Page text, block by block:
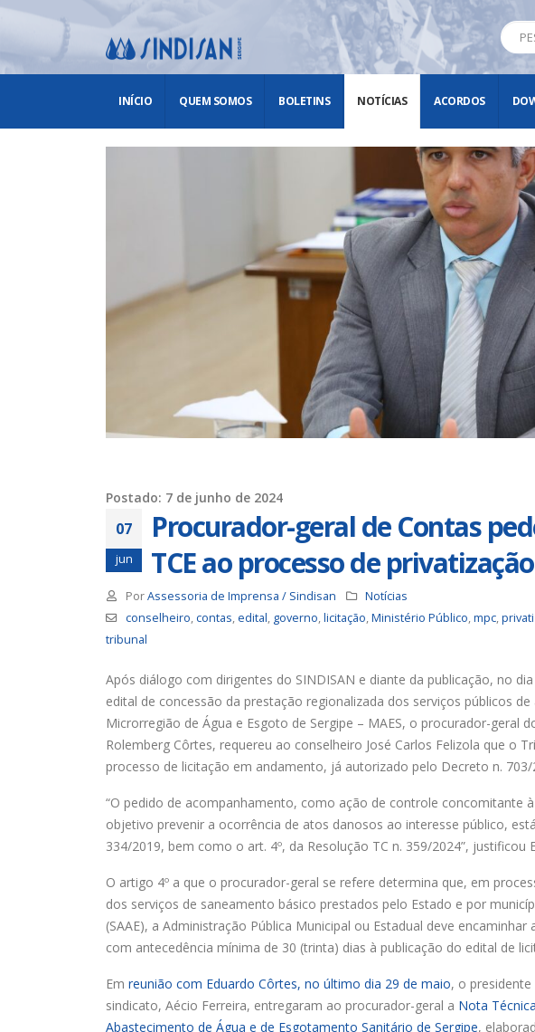
INÍCIO QUEM SOMOS BOLETINS NOTÍCIAS ACORDOS
Postado: 7 de junho de 2024
07
jun
Procurador-geral de Contas
TCE ao processo de
PorAssessoria de Imprensa / Sindisan
Notícias
conselheiro,contas,edital, governo,licitação,Ministério Público,mpc,
tribunal
Após diálogo com dirigentes do SINDISAN e diante da publicação, no
edital de concessão da prestação regionalizada dos serviços públicos
Microrregião de Água e Esgoto de Sergipe – MAES, o procurador-geral
Rolemberg Côrtes, requereu ao conselheiro José Carlos Felizola que o
processo de licitação em andamento, já autorizado pelo Decreto n. 703/
“O pedido de acompanhamento, como ação de controle concomitante
objetivo prevenir a ocorrência de atos danosos ao interesse público,
334/2019, bem como o art. 4º, da Resolução TC n. 359/2024”,
O artigo 4º a que o procurador-geral se refere determina que, em
dos serviços de saneamento básico prestados pelo Estado e por
(SAAE), a Administração Pública Municipal ou Estadual deve
com antecedência mínima de 30 (trinta) dias à publicação do edital de
Em reunião com Eduardo Côrtes, no último dia 29 de maio, o
sindicato, Aécio Ferreira, entregaram ao procurador-geral a Nota
Abastecimento de Água e de Esgotamento Sanitário de Sergipe,
Trabalhadores da Iguá tem
até o dia 17/8 para
Chapa 1 – “Unidade,
Resistência e Luta vence” a
eleição do Sindisan
25 de julho de 2026
Eleição para Diretoria
21 de julho de 2026
Duas chapas
eleição do
reunião do
Saneamento do
16 de junho de 2026
Sergipe rejeitam